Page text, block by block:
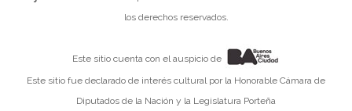
los derechos reservados.
Este sitio cuenta con el auspicio de
Este sitio fue declarado de interés cultural por la Honorable Cámara de
Diputados de la Nación y la Legislatura Porteña